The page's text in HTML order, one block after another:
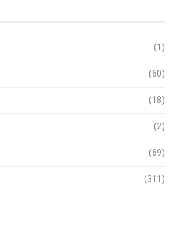
(1)
(60)
(18)
(2)
(69)
(311)